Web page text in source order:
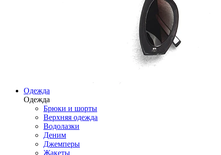
Одежда
Одежда
Брюки и шорты
Верхняя одежда
Водолазки
Деним
Джемперы
Жакеты